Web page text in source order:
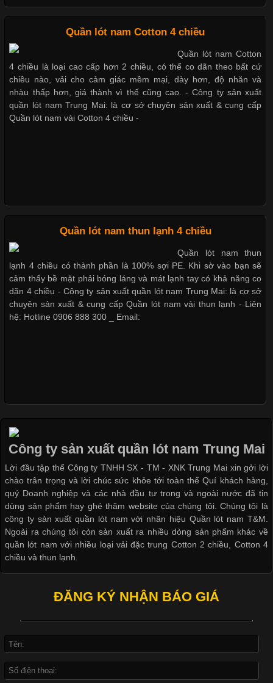
Những Loại Vải Thun Thông Dụng Và Đặc Điểm Nổi Bật
Cập nhật 2026-05-20 14:58:56
Vải thun là một trong những chất liệu được sử dụng rộng rãi
nhất trong ngành thời trang nhờ đặc tính co giãn, mềm mại và
thoải mái khi mặc. Từ áo thun, đồ thể thao cho đến đồ lót nam,
vải thun luôn đóng vai trò quan trọng trong quá trình sản xuất.
Cập nhật 2026-05-09 15:58:23
Các Form Áo Thun Phổ Biến Hiện Nay Và Xu Hướng Trong
Ngành May Mặc Áo thun là một trong những trang phục quen
thuộc và được sử dụng phổ biến nhất hiện nay. Không chỉ đa
dạng về màu sắc hay chất liệu, áo thun còn có nhiều form dáng
khác nhau để phù hợp với từng phong cách thời trang và nhu
cầu
Áo phông là một trong những trang phục phổ biến nhất trong
đời sống hiện đại nhờ sự tiện lợi, thoải mái và dễ phối đồ.
Không chỉ xuất hiện trong thời trang thường ngày, áo phông còn
được ứng dụng rộng rãi trong ngành sản xuất may mặc, đặc
biệt là các sản phẩm từ vải thun. Hiện nay,
Công Nghệ In Chuyển Nhiệt Trong Ngành Thời Trang Hiện
Quần lót nam boxer thun lạnh
Nguyên bộ quần lót nam Boxer thun lạnh giá rẻ
Dễ chịu hơn với quần lót nam giá rẻ vải Cotton 4 chiều
Quần lót nam Cotton 4 chiều
Quần lót nam Cotton
4 chiều là loại cao cấp hơn 2 chiều, có thể co dãn theo bất cứ
chiều nào, vải cho cảm giác mềm mại, dày hơn, độ nhăn và
nhàu thấp hơn, giá thành vì thế cũng cao. - Công ty sản xuất
quần lót nam Trung Mai: là cơ sở chuyên sản xuất & cung cấp
Quần lót nam vải Cotton 4 chiều -
Quần lót nam thun lạnh 4 chiều
Quần lót nam thun
lạnh 4 chiều có thành phần là 100% sợi PE. Khi sờ vào bạn sẽ
cảm thấy bề mặt phải bóng láng và mát lạnh tay có khả năng co
dãn 4 chiều - Công ty sản xuất quần lót nam Trung Mai: là cơ sở
chuyên sản xuất & cung cấp Quần lót nam vải thun lạnh - Liên
hệ: Hotline 0906 888 300 _ Email:
Công ty sản xuất quần lót nam Trung Mai
Lời đầu tập thể Công ty TNHH SX - TM - XNK Trung Mai xin gởi lời
chào trân trọng và lời chúc sức khỏe tới toàn thể Quí khách hàng,
quý Doanh nghiệp và các nhà đầu tư trong và ngoài nước đã tin
dùng sản phẩm hay ghé thăm website của chúng tôi. Chúng tôi là
công ty sản xuất quần lót nam với nhãn hiệu Quần lót nam T&M.
Ngoài ra chúng tôi còn sản xuất ra nhiều dòng sản phẩm khác về
quần lót nam với nhiều loại vải đặc trung Cotton 2 chiều, Cotton 4
chiều và thun lạnh.
ĐĂNG KÝ NHẬN BÁO GIÁ